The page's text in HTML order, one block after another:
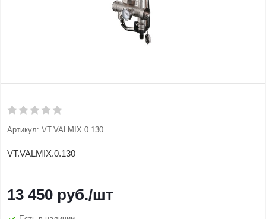
Артикул: VT.VALMIX.0.130
VT.VALMIX.0.130
13 450 руб./шт